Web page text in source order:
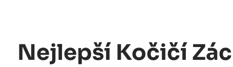
Nejlepší Kočičí